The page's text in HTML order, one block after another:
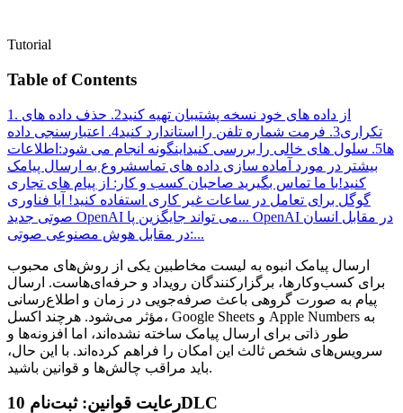
Tutorial
Table of Contents
1. از داده های خود نسخه پشتیبان تهیه کنید 2. حذف داده های
تکراری3. فرمت شماره تلفن را استاندارد کنید
4. اعتبارسنجی داده
ها5. سلول های خالی را بررسی کنید اینگونه انجام می شود: اطلاعات
بیشتر در مورد آماده سازی داده های تماسشروع به ارسال پیامک
کنید!با ما تماس بگیرید صاحبان کسب و کار: از پیام های تجاری
گوگل برای تعامل در ساعات غیر کاری استفاده کنید! آیا فناوری
صوتی جدید OpenAI می تواند جایگزین پا... OpenAI در مقابل انسان
در مقابل هوش مصنوعی صوتی:...
ارسال پیامک انبوه به لیست مخاطبین یکی از روش‌های محبوب
برای کسب‌وکارها، برگزارکنندگان رویداد و حرفه‌ای‌هاست. ارسال
پیام به صورت گروهی باعث صرفه‌جویی در زمان و اطلاع‌رسانی
مؤثر می‌شود. هرچند اکسل، Google Sheets و Apple Numbers به
طور ذاتی برای ارسال پیامک ساخته نشده‌اند، اما افزونه‌ها و
سرویس‌های شخص ثالث این امکان را فراهم کرده‌اند. با این حال،
باید مراقب چالش‌ها و قوانین باشید.
رعایت قوانین: ثبت‌نام 10DLC